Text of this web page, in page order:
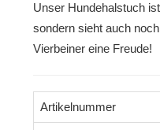
Unser Hundehalstuch
sondern sieht auch
Vierbeiner eine Freude!
Artikelnummer